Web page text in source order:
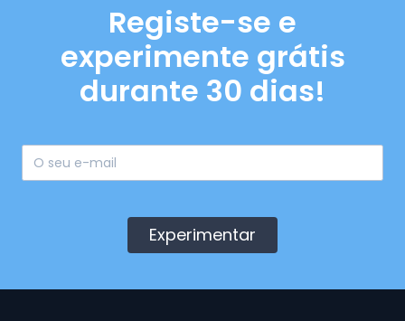
Registe-se e
experimente grátis
durante 30 dias!
Experimentar